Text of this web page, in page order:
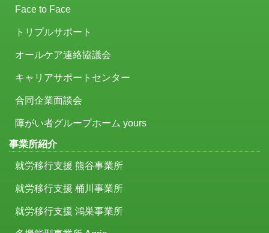
Face to Face
トリプルサポート
オールケア連絡協議会
キャリアサポートセンター
合同企業面談会
障がい者グループホーム yours
事業所紹介
就労移行支援 熊谷事業所
就労移行支援 桶川事業所
就労移行支援 鴻巣事業所